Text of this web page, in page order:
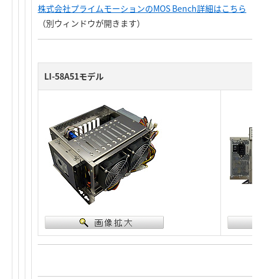
株式会社プライムモーションのMOS Bench詳細はこちら
（別ウィンドウが開きます）
LI-58A51モデル